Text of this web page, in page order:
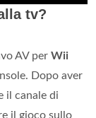
tv?
AV per Wii
Dopo aver
il canale di
il gioco sullo